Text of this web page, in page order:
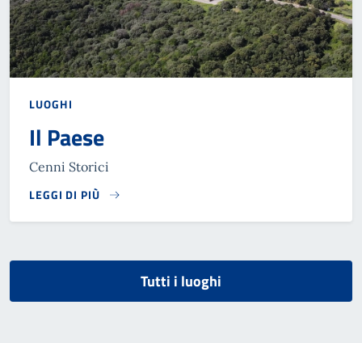
LUOGHI
Il Paese
Cenni Storici
LEGGI DI PIÙ
Tutti i luoghi